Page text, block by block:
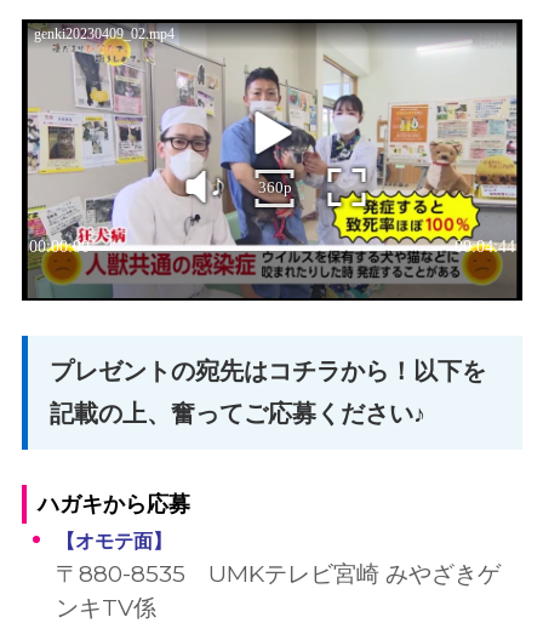
プレゼントの宛先はコチラから！以下を
記載の上、奮ってご応募ください♪
ハガキから応募
【オモテ面】
〒880-8535 UMKテレビ宮崎 みやざきゲ
ンキTV係